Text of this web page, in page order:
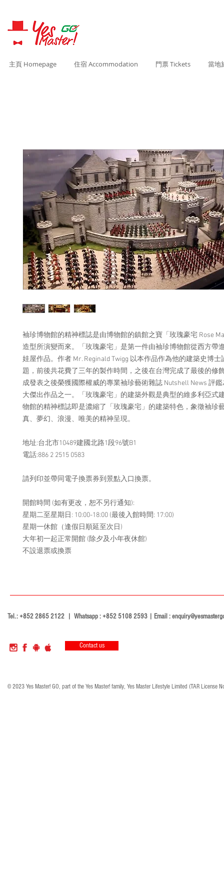
主頁 Homepage 住宿 Accommodation 門票 Tickets 當地
袖珍博物館的精神標誌是由博物館的鎮館之寶「玫瑰豪宅 Rose
造型所演變而來。「玫瑰豪宅」是第一件由袖珍博物館從西方帶
娃屋作品。作者 Mr. Reginald Twigg 以本作品作為他的建築史博
題，前後共花費了三年的製作時間，之後在台灣完成了最後的修
成發表之後榮獲國際權威的專業袖珍藝術雜誌 Nutshell News 評鑑
大傑出作品之一。「玫瑰豪宅」的建築外觀是典型的維多利亞式
物館的精神標誌即是濃縮了「玫瑰豪宅」的建築特色，象徵袖珍
真、夢幻、浪漫、唯美的精神呈現。
地址:台北市10489建國北路1段96號B1
電話:886 2 2515 0583
請列印並帶同電子換票券到景點入口換票。
開館時間 (如有更改，恕不另行通知):
星期二至星期日: 10:00-18:00 (最後入館時間: 17:00)
星期一休館（逢假日順延至次日)
大年初一起正常開館 (除夕及小年夜休館)
不設退票或換票
Tel.: +852 2865 2122 | Whatsapp : +852 5108 2593 | Email :
Contact us
© 2023 Yes Master! GO, part of the Yes Master! family, Yes Master Lifestyle Limited (TAR License